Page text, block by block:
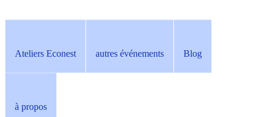
Ateliers Econest autres événements Blog
à propos